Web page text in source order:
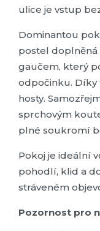
ulice je vstup
Dominantou
postel
gaučem, který
odpočinku. Díky
hosty.
sprchovým
plné soukromí
Pokoj je ideální
pohodlí, klid a
stráveném
Pozornost pro